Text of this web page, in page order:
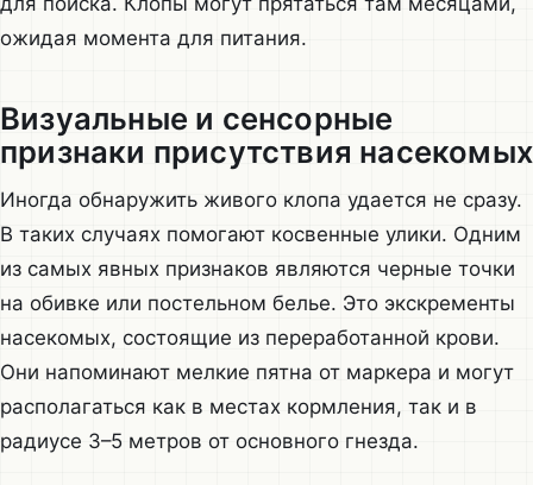
ожидая момента для питания.
Визуальные и сенсорные
признаки присутствия насекомых
Иногда обнаружить живого клопа удается не сразу.
В таких случаях помогают косвенные улики. Одним
из самых явных признаков являются черные точки
на обивке или постельном белье. Это экскременты
насекомых, состоящие из переработанной крови.
Они напоминают мелкие пятна от маркера и могут
располагаться как в местах кормления, так и в
радиусе 3–5 метров от основного гнезда.